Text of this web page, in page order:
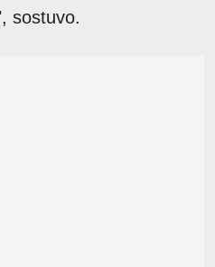
sostuvo.